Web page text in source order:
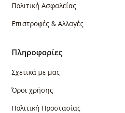
Πολιτική Ασφαλείας
Επιστροφές & Αλλαγές
Πληροφορίες
Σχετικά με μας
Όροι χρήσης
Πολιτική Προστασίας